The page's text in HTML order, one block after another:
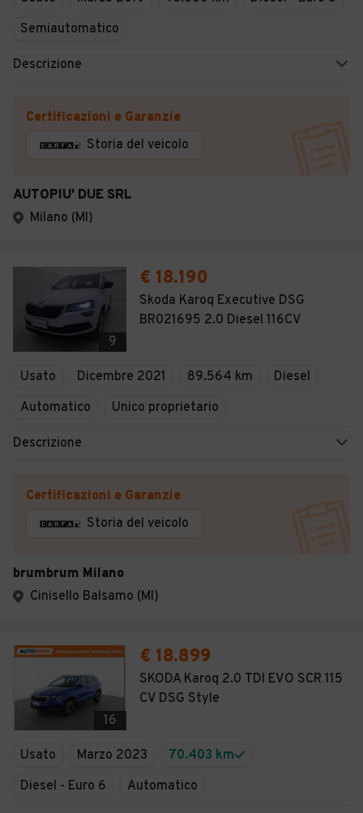
Semiautomatico
Descrizione
Certificazioni e Garanzie
Storia del veicolo
AUTOPIU' DUE SRL
Milano (MI)
9
€ 18.190
Skoda Karoq Executive DSG
BR021695 2.0 Diesel 116CV
Usato Dicembre 2021 89.564 km
Diesel
Automatico
Unico proprietario
Descrizione
Certificazioni e Garanzie
Storia del veicolo
brumbrum Milano
Cinisello Balsamo (MI)
16
€ 18.899
SKODA Karoq 2.0 TDI EVO SCR 115
CV DSG Style
Usato Marzo 2023
70.403 km
Diesel - Euro 6
Automatico